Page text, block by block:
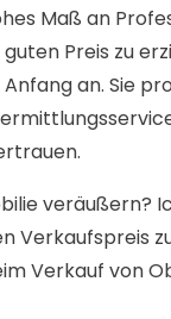
Maß an
Preis zu
an. Sie
veräußern?
Verkaufspreis
Verkauf von